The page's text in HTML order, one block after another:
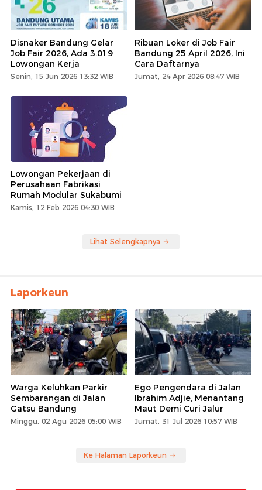
Disnaker Bandung Gelar
Job Fair 2026, Ada 3.019
Lowongan Kerja
Senin, 15 Jun 2026 13:32 WIB
Ribuan Loker di Job Fair
Bandung 25 April 2026, Ini
Cara Daftarnya
Jumat, 24 Apr 2026 08:47 WIB
Lowongan Pekerjaan di
Perusahaan Fabrikasi
Rumah Modular Sukabumi
Kamis, 12 Feb 2026 04:30 WIB
Lihat Selengkapnya
Laporkeun
Warga Keluhkan Parkir
Sembarangan di Jalan
Gatsu Bandung
Minggu, 02 Agu 2026 05:00 WIB
Ego Pengendara di Jalan
Ibrahim Adjie, Menantang
Maut Demi Curi Jalur
Jumat, 31 Jul 2026 10:57 WIB
Ke Halaman Laporkeun